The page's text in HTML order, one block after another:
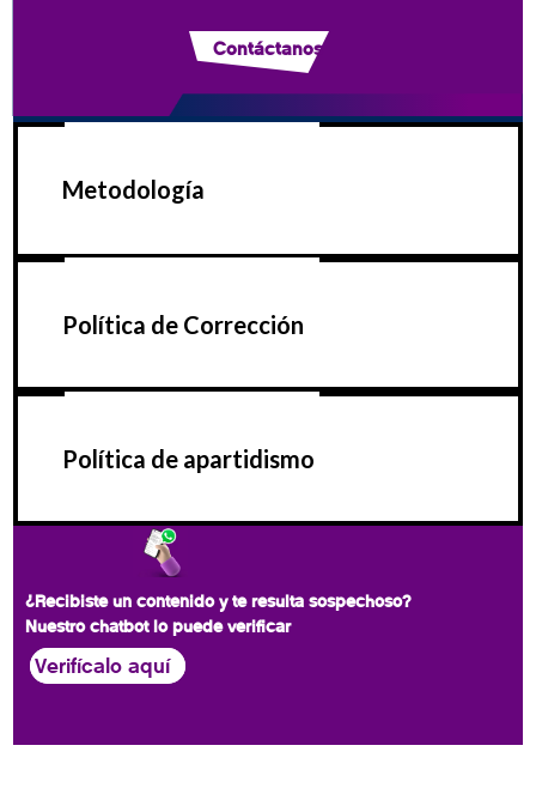
Contáctanos
Metodología
Política de Corrección
Política de apartidismo
¿Recibiste un contenido y te resulta sospechoso?
Nuestro chatbot lo puede verificar
Verifícalo aquí